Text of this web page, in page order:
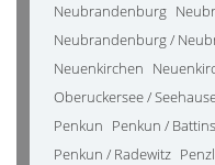
Neubrandenburg
Neubrandenburg /
Neuenkirchen
Oberuckersee /
Penkun Penkun /
Penkun / Radewitz